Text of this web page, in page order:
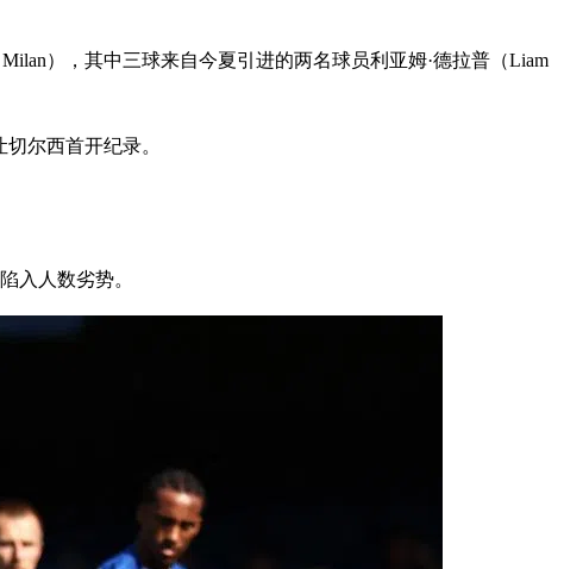
），其中三球来自今夏引进的两名球员利亚姆·德拉普（Liam
尔西首开纪录。
入人数劣势。